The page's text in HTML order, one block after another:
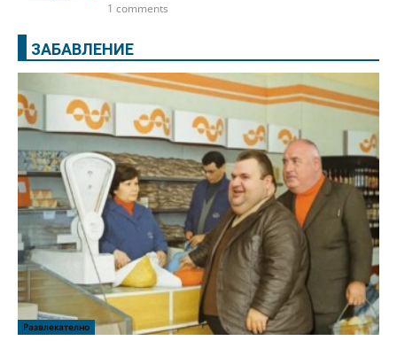
1 comments
ЗАБАВЛЕНИЕ
Развлекателно